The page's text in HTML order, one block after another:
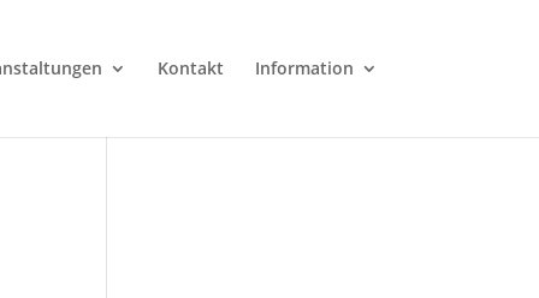
Kontakt Information